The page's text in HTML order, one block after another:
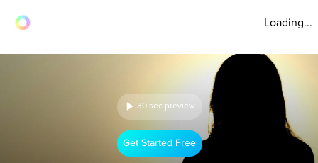
Loading...
30 sec preview
Get Started Free